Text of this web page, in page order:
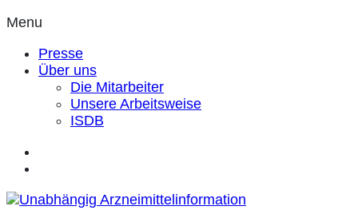
Menu
Presse
Über uns
Die Mitarbeiter
Unsere Arbeitsweise
ISDB